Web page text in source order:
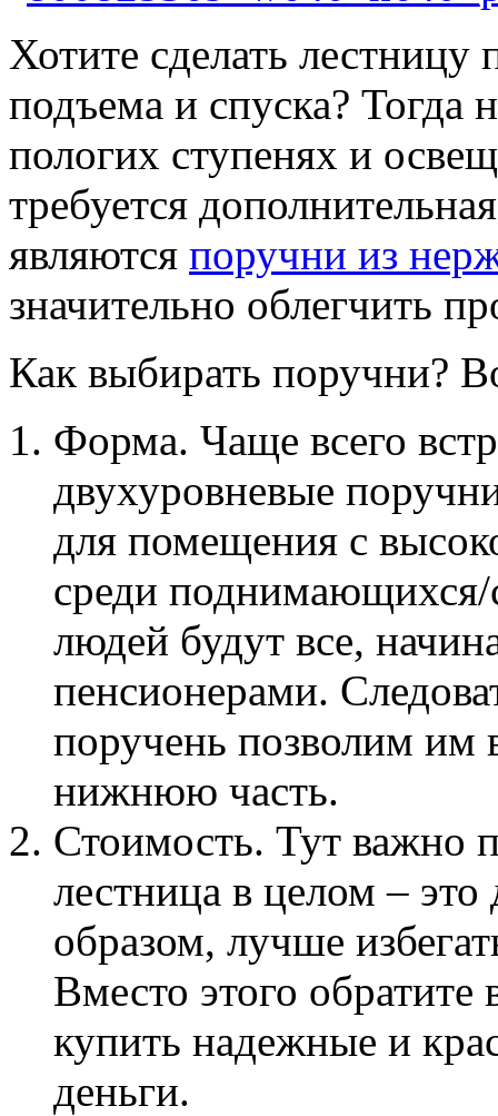
Хотите сделать
подъема и спуска? Тогда
пологих ступенях и
требуется
являются поручни из
значительно облегчить
Как выбирать поручни?
Форма. Чаще всего
двухуровневые
для помещения с
среди
людей будут все,
пенсионерами.
поручень позволим им
нижнюю часть.
Стоимость. Тут важно
лестница в целом –
образом, лучше
Вместо этого
купить надежные и
деньги.